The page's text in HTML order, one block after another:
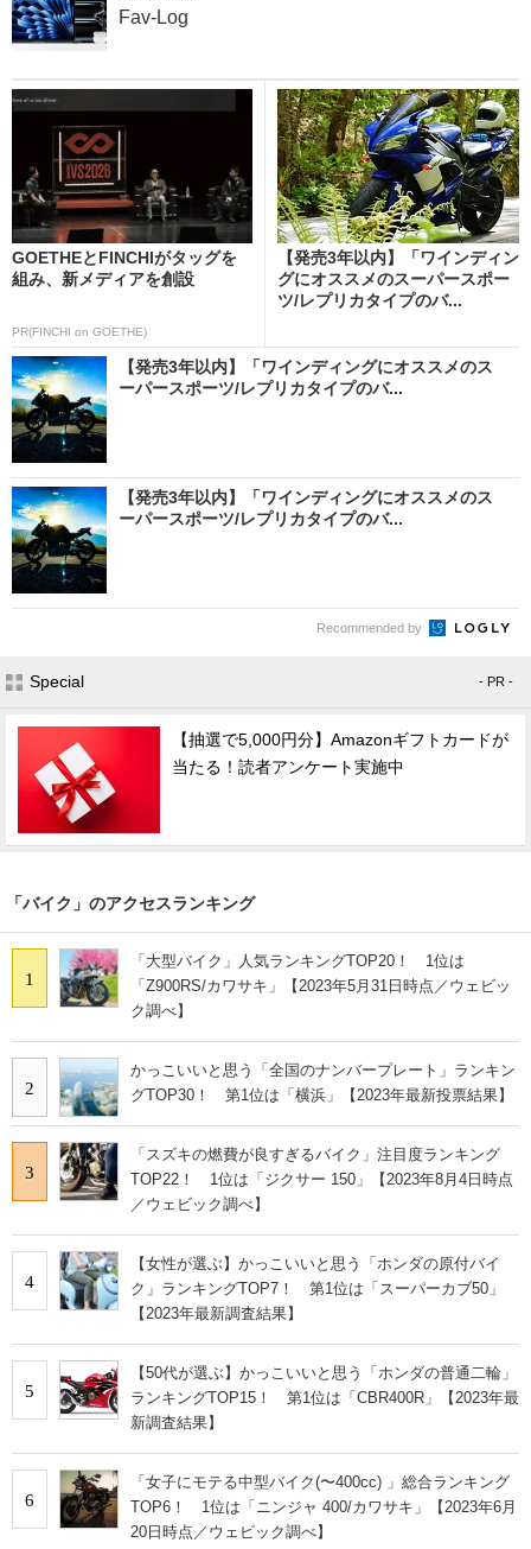
Fav-Log
GOETHEとFINCHIがタッグを
組み、新メディアを創設
PR(FINCHI on GOETHE)
【発売3年以内】「ワインディン
グにオススメのスーパースポー
ツ/レプリカタイプのバ...
【発売3年以内】「ワインディングにオススメのス
ーパースポーツ/レプリカタイプのバ...
【発売3年以内】「ワインディングにオススメのス
ーパースポーツ/レプリカタイプのバ...
Recommended by
Special - PR -
【抽選で5,000円分】Amazonギフトカードが
当たる！読者アンケート実施中
「バイク」のアクセスランキング
1
「大型バイク」人気ランキングTOP20！ 1位は
「Z900RS/カワサキ」【2023年5月31日時点／ウェビッ
ク調べ】
2
かっこいいと思う「全国のナンバープレート」ランキン
グTOP30！ 第1位は「横浜」【2023年最新投票結果】
3
「スズキの燃費が良すぎるバイク」注目度ランキング
TOP22！ 1位は「ジクサー 150」【2023年8月4日時点
／ウェビック調べ】
4
【女性が選ぶ】かっこいいと思う「ホンダの原付バイ
ク」ランキングTOP7！ 第1位は「スーパーカブ50」
【2023年最新調査結果】
5
【50代が選ぶ】かっこいいと思う「ホンダの普通二輪」
ランキングTOP15！ 第1位は「CBR400R」【2023年最
新調査結果】
6
「女子にモテる中型バイク(〜400cc) 」総合ランキング
TOP6！ 1位は「ニンジャ 400/カワサキ」【2023年6月
20日時点／ウェビック調べ】